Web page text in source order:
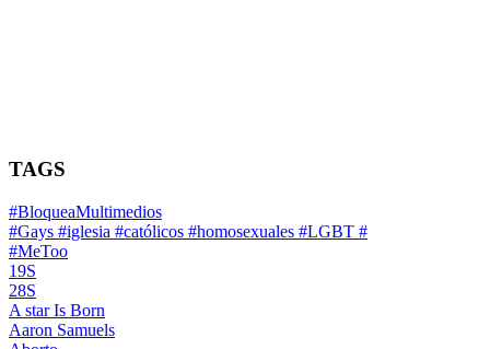
TAGS
#BloqueaMultimedios
#Gays #iglesia #católicos #homosexuales #LGBT #
#MeToo
19S
28S
A star Is Born
Aaron Samuels